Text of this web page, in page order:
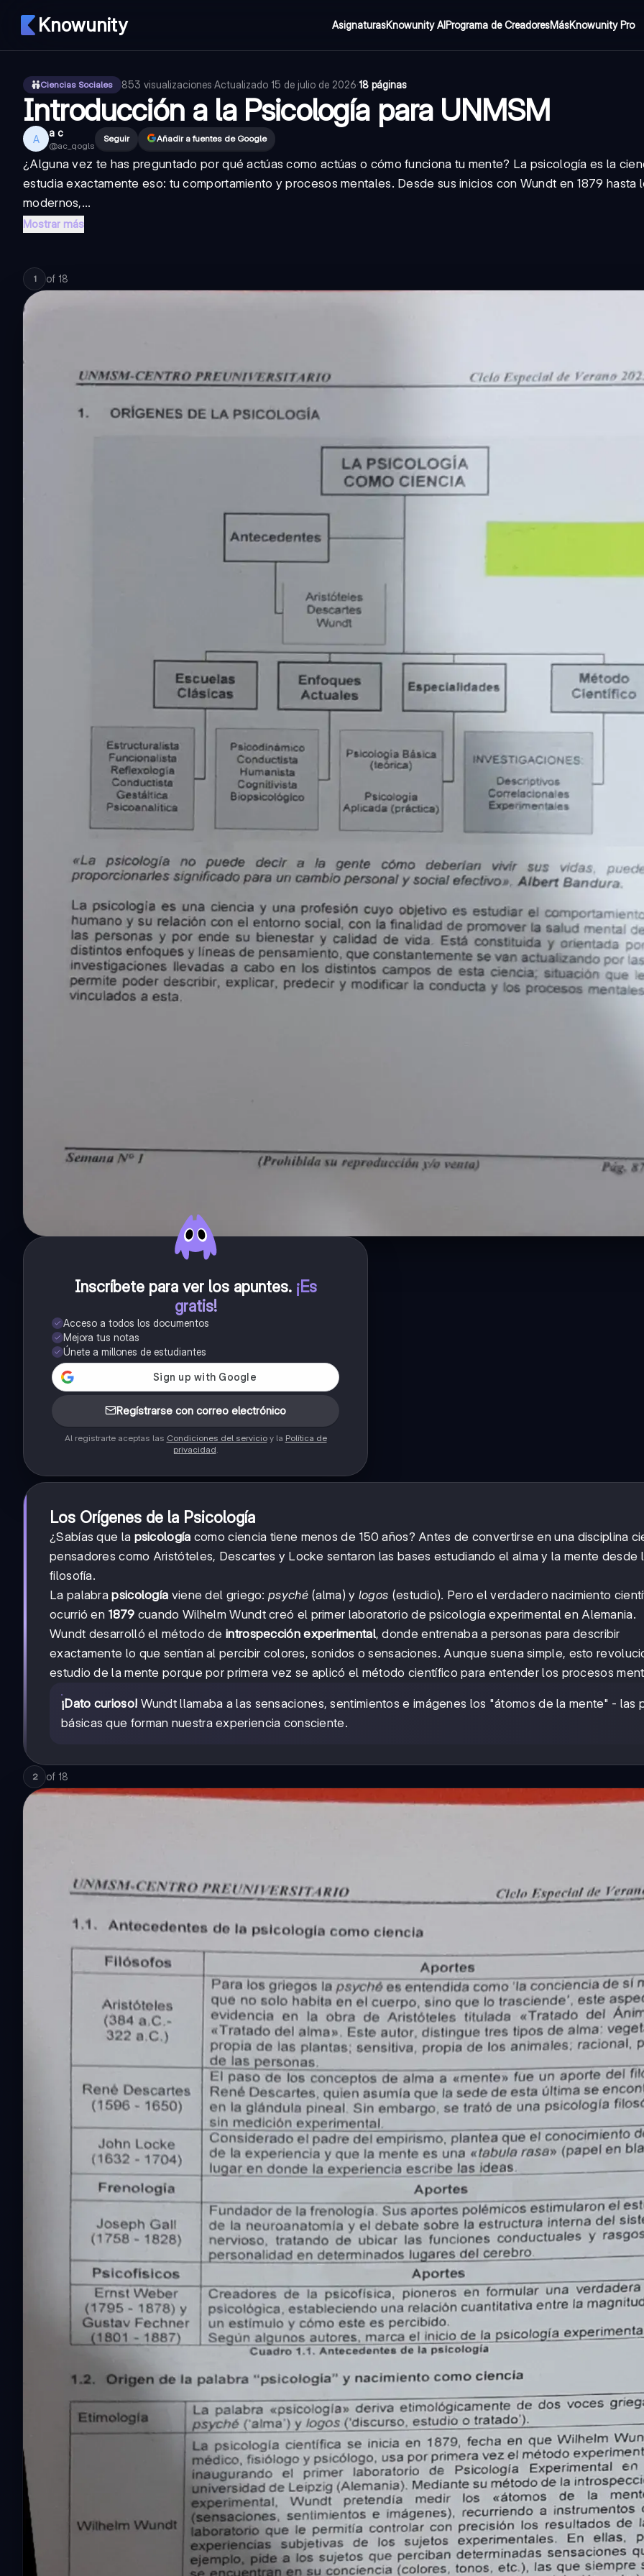
Knowunity AsignaturasKnowunity AIPrograma de CreadoresMásKnowunity Pro
Ciencias Sociales 853 visualizaciones·Actualizado 15 de julio de 2026·18 páginas
Introducción a la Psicología para UNMSM
A a c
@ac_qogls
Seguir Añadir a fuentes de Google
¿Alguna vez te has preguntado por qué actúas como actúas o cómo funciona tu mente? La psicología es la
estudia exactamente eso: tu comportamiento y procesos mentales. Desde sus inicios con Wundt en 1879 hasta
modernos,...
Mostrar más
1 of 18
Inscríbete para ver los apuntes. ¡Es
gratis!
Acceso a todos los documentos
Mejora tus notas
Únete a millones de estudiantes
Regístrarse con correo electrónico
Al registrarte aceptas las Condiciones del servicioy la Política de
privacidad
Los Orígenes de la Psicología
¿Sabías que la psicología como ciencia tiene menos de 150 años? Antes de convertirse en una disciplina
pensadores como Aristóteles, Descartes y Locke sentaron las bases estudiando el alma y la mente desde
filosofía.
La palabrapsicología viene del griego:psyché(alma) y logos (estudio). Pero el verdadero nacimiento
ocurrió en 1879 cuando Wilhelm Wundt creó el primer laboratorio de psicología experimental en Alemania.
Wundt desarrolló el método de introspección experimental, donde entrenaba a personas para describir
exactamente lo que sentían al percibir colores, sonidos o sensaciones. Aunque suena simple, esto
estudio de la mente porque por primera vez se aplicó el método científico para entender los procesos
¡Dato curioso! Wundt llamaba a las sensaciones, sentimientos e imágenes los "átomos de la mente" - las
básicas que forman nuestra experiencia consciente.
2 of 18